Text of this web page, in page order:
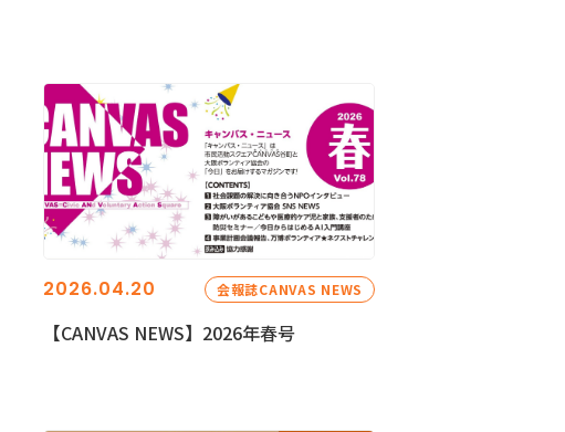
2026.04.20 会報誌CANVAS NEWS
【CANVAS NEWS】2026年春号